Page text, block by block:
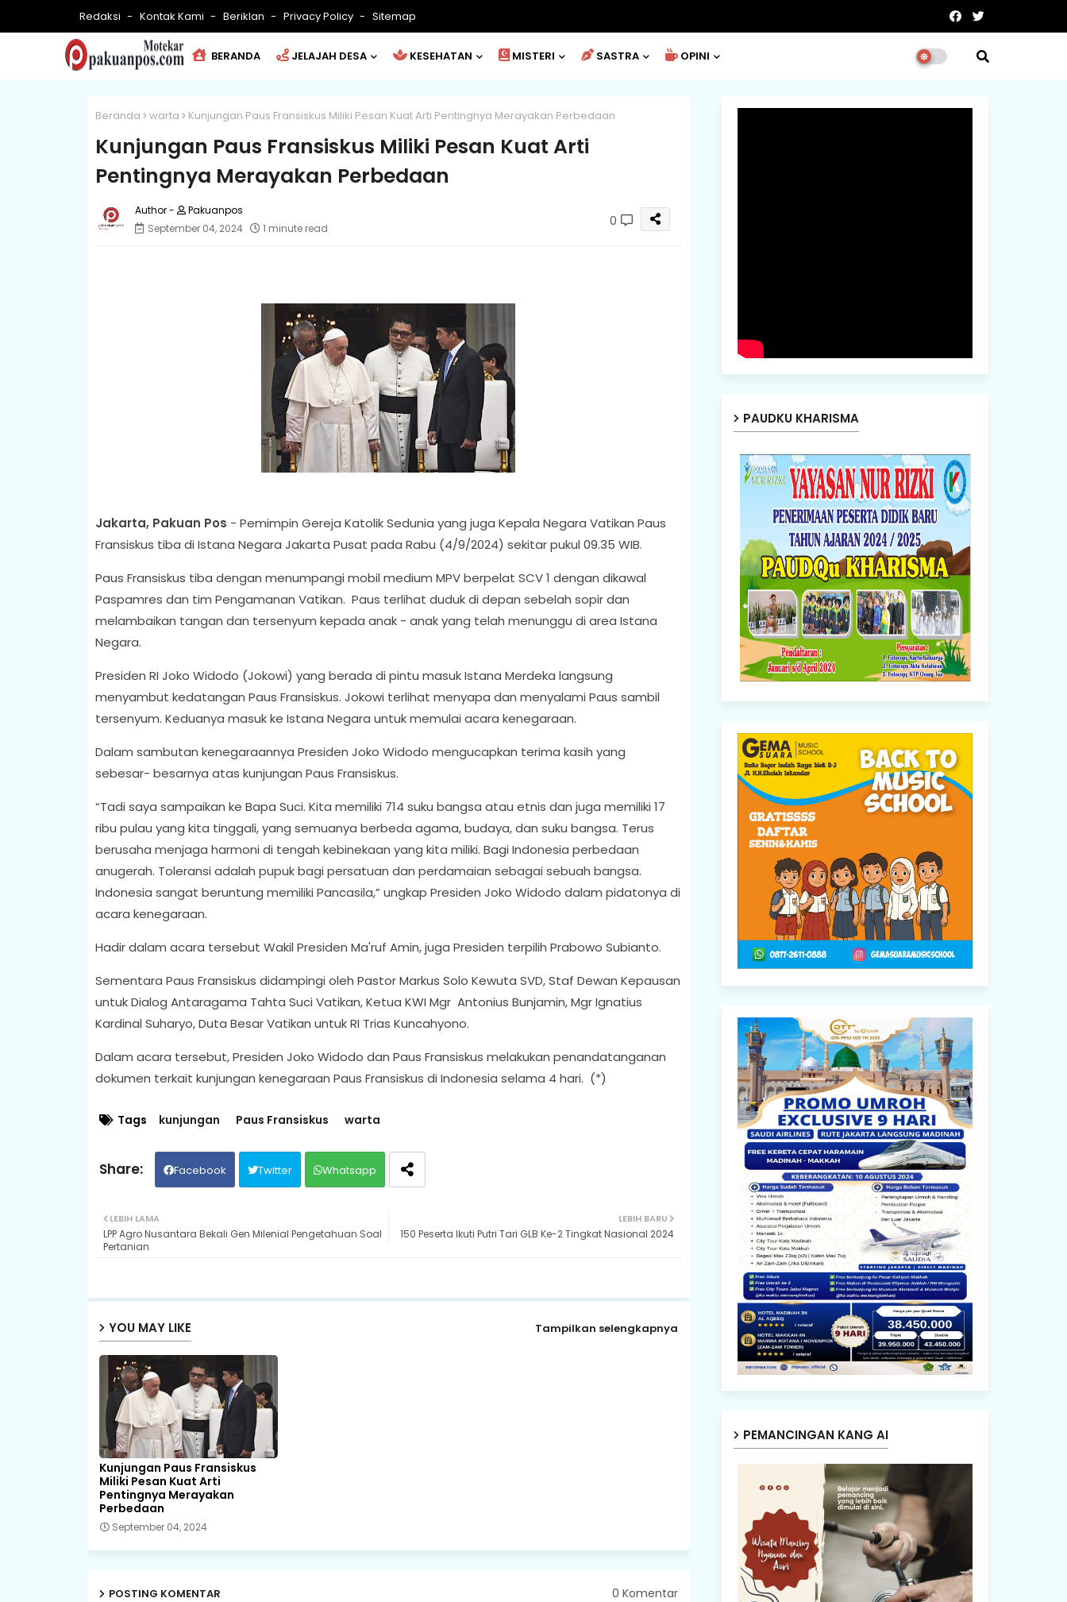
Redaksi Kontak Kami Beriklan Privacy Policy Sitemap
BERANDA JELAJAH DESA KESEHATAN MISTERI SASTRA OPINI
Beranda warta Kunjungan Paus Fransiskus Miliki Pesan Kuat Arti Pentingnya Merayakan Perbedaan
Kunjungan Paus Fransiskus Miliki Pesan Kuat Arti
Pentingnya Merayakan Perbedaan
Pakuanpos
September 04, 2024
1 minute read 0
Jakarta, Pakuan Pos - Pemimpin Gereja Katolik Sedunia yang juga Kepala Negara Vatikan Paus
Fransiskus tiba di Istana Negara Jakarta Pusat pada Rabu (4/9/2024) sekitar pukul 09.35 WIB.
Paus Fransiskus tiba dengan menumpangi mobil medium MPV berpelat SCV 1 dengan dikawal
Paspamres dan tim Pengamanan Vatikan. Paus terlihat duduk di depan sebelah sopir dan
melambaikan tangan dan tersenyum kepada anak - anak yang telah menunggu di area Istana
Negara.
Presiden RI Joko Widodo (Jokowi) yang berada di pintu masuk Istana Merdeka langsung
menyambut kedatangan Paus Fransiskus. Jokowi terlihat menyapa dan menyalami Paus sambil
tersenyum. Keduanya masuk ke Istana Negara untuk memulai acara kenegaraan.
Dalam sambutan kenegaraannya Presiden Joko Widodo mengucapkan terima kasih yang
sebesar- besarnya atas kunjungan Paus Fransiskus.
“Tadi saya sampaikan ke Bapa Suci. Kita memiliki 714 suku bangsa atau etnis dan juga memiliki 17
ribu pulau yang kita tinggali, yang semuanya berbeda agama, budaya, dan suku bangsa. Terus
berusaha menjaga harmoni di tengah kebinekaan yang kita miliki. Bagi Indonesia perbedaan
anugerah. Toleransi adalah pupuk bagi persatuan dan perdamaian sebagai sebuah bangsa.
Indonesia sangat beruntung memiliki Pancasila,” ungkap Presiden Joko Widodo dalam pidatonya di
acara kenegaraan.
Hadir dalam acara tersebut Wakil Presiden Ma'ruf Amin, juga Presiden terpilih Prabowo Subianto.
Sementara Paus Fransiskus didampingi oleh Pastor Markus Solo Kewuta SVD, Staf Dewan Kepausan
untuk Dialog Antaragama Tahta Suci Vatikan, Ketua KWI Mgr Antonius Bunjamin, Mgr Ignatius
Kardinal Suharyo, Duta Besar Vatikan untuk RI Trias Kuncahyono.
Dalam acara tersebut, Presiden Joko Widodo dan Paus Fransiskus melakukan penandatanganan
dokumen terkait kunjungan kenegaraan Paus Fransiskus di Indonesia selama 4 hari. (*)
Tags kunjungan Paus Fransiskus warta
Facebook Twitter Whatsapp
LEBIH BARU
150 Peserta Ikuti Putri Tari GLB Ke-2 Tingkat Nasional 2024
LEBIH LAMA
LPP Agro Nusantara Bekali Gen Milenial Pengetahuan Soal
Pertanian
YOU MAY LIKE Tampilkan selengkapnya
Kunjungan Paus Fransiskus
Miliki Pesan Kuat Arti
Pentingnya Merayakan
Perbedaan
September 04, 2024
POSTING KOMENTAR 0 Komentar
PAUDKU KHARISMA
PEMANCINGAN KANG AI